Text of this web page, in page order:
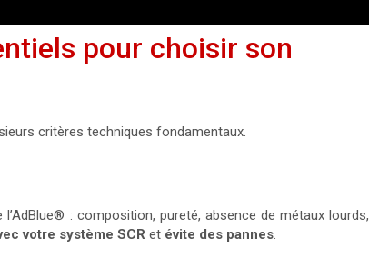
pour choisir son
critères techniques fondamentaux.
: composition, pureté, absence de métaux lourds,
votre système SCR et évite des pannes.